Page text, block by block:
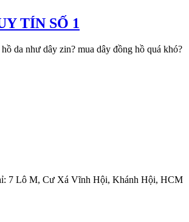
TÍN SỐ 1
da như dây zin? mua dây đồng hồ quá khó?
7 Lô M, Cư Xá Vĩnh Hội, Khánh Hội, HCM